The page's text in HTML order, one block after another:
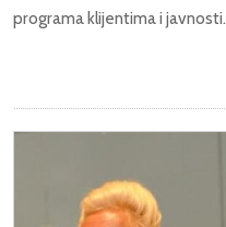
programa klijentima i javnosti.